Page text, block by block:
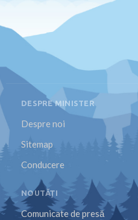
DESPRE MINISTER
Despre noi
Sitemap
Conducere
NOUTĂȚI
Comunicate de presă